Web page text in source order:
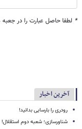
* لطفا حاصل عبارت را در جعبه
آخرین اخبار
رودری را بارسایی بدانید!
شناورسازی؛ شعبه دوم استقلال!